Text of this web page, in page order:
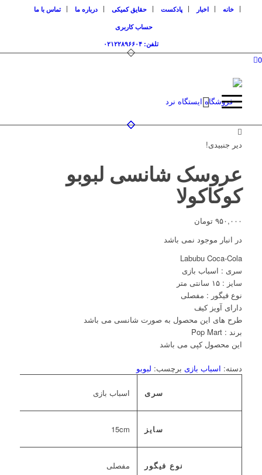
خانه اخبار پادکست حقایق کمیکی درباره ما
تماس با ما
حساب کاربری
تلفن: ۰۲۱۲۲۸۹۶۶۰۴
0
دیر جنبیدی!
عروسک شانسی لبوبو
کوکاکولا
۹۵۰,۰۰۰ تومان
در انبار موجود نمی باشد
Labubu Coca-Cola
سری : اسباب بازی
سایز : ۱۵ سانتی متر
نوع فیگور : مفصلی
دارای آویز کیف
طرح های این محصول به صورت شانسی می باشد
برند : Pop Mart
این محصول کپی می باشد
دسته: اسباب بازی برچسب: لبوبو
سری اسباب بازی
سایز 15cm
نوع فیگور مفصلی